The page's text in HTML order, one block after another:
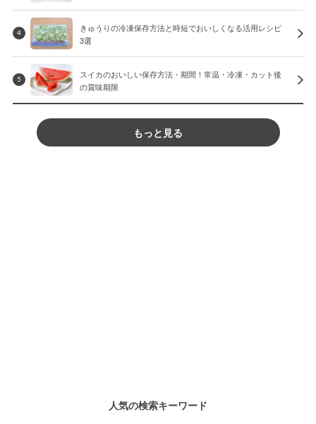
4
きゅうりの冷凍保存方法と時短でおいしくなる活用レシピ
3選
5
スイカのおいしい保存方法・期間！常温・冷凍・カット後
の賞味期限
もっと見る
人気の検索キーワード